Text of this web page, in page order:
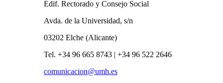
Edif. Rectorado y Consejo Social
Avda. de la Universidad, s/n
03202 Elche (Alicante)
Tel. +34 96 665 8743 | +34 96 522 2646
comunicacion@umh.es